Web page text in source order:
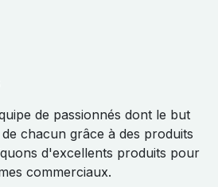
de passionnés dont le but
chacun grâce à des produits
d'excellents produits pour
commerciaux.